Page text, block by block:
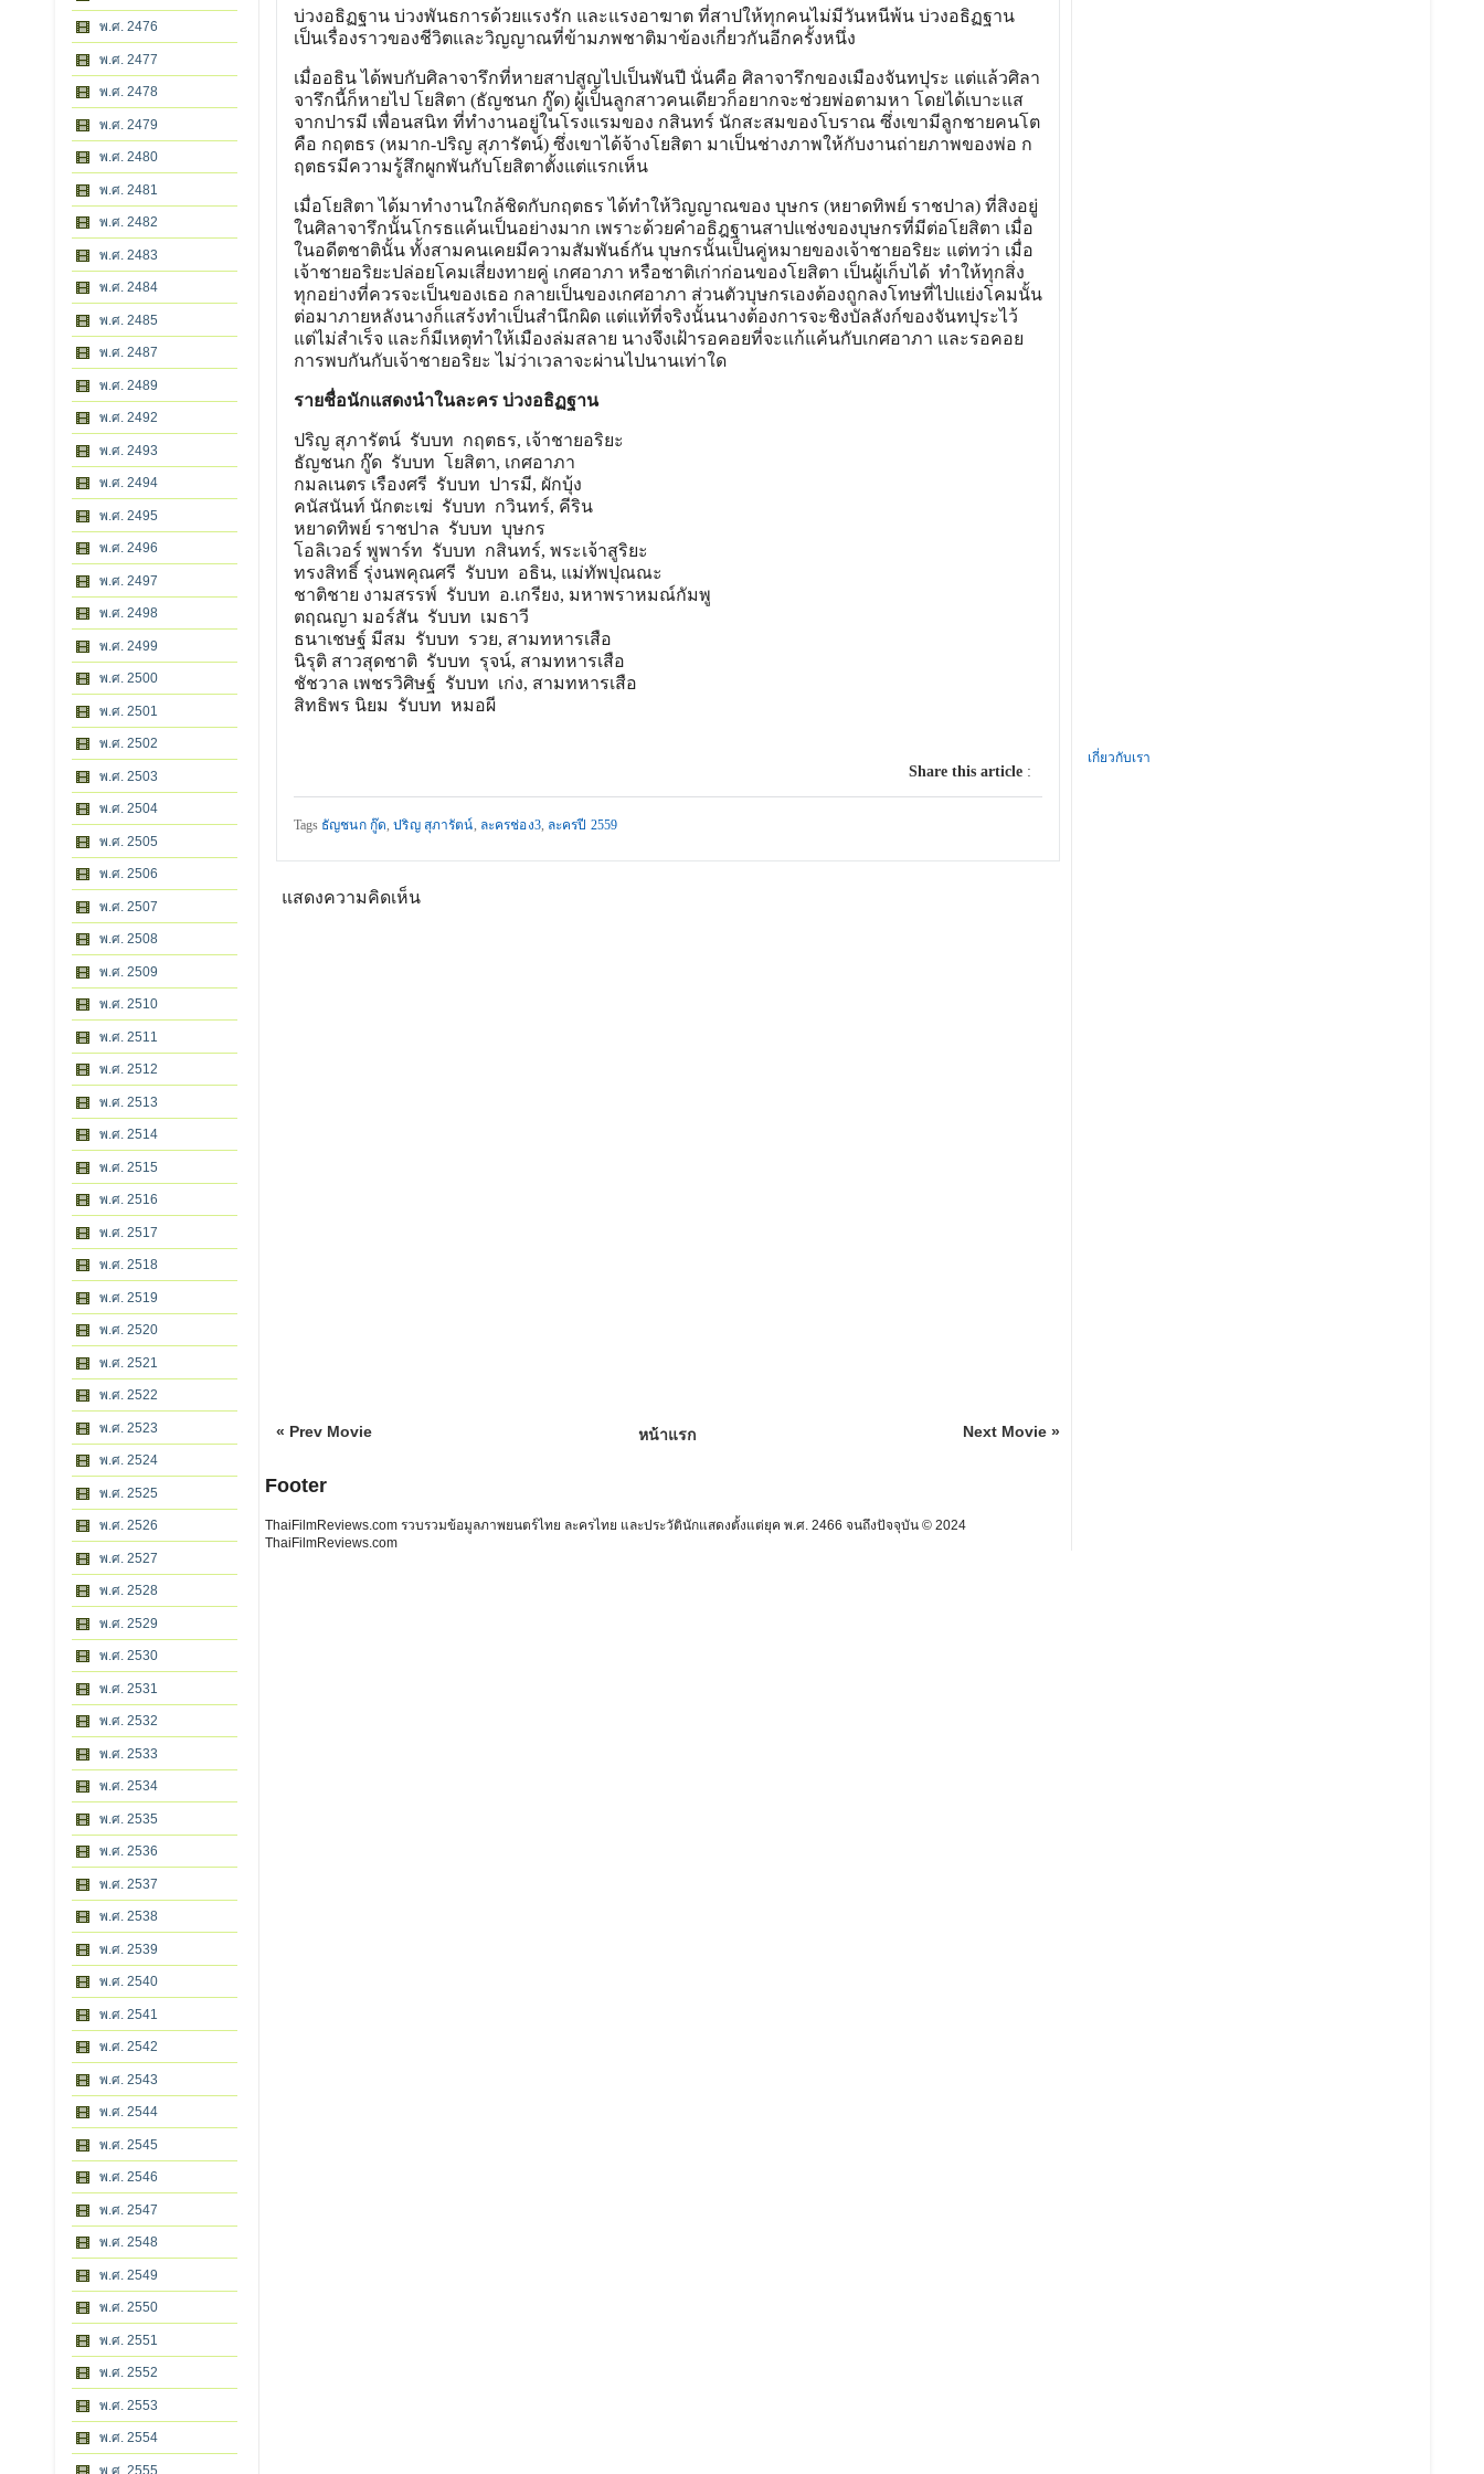
พ.ศ. 2476
พ.ศ. 2477
พ.ศ. 2478
พ.ศ. 2479
พ.ศ. 2480
พ.ศ. 2481
พ.ศ. 2482
พ.ศ. 2483
พ.ศ. 2484
พ.ศ. 2485
พ.ศ. 2487
พ.ศ. 2489
พ.ศ. 2492
พ.ศ. 2493
พ.ศ. 2494
พ.ศ. 2495
พ.ศ. 2496
พ.ศ. 2497
พ.ศ. 2498
พ.ศ. 2499
พ.ศ. 2500
พ.ศ. 2501
พ.ศ. 2502
พ.ศ. 2503
พ.ศ. 2504
พ.ศ. 2505
พ.ศ. 2506
พ.ศ. 2507
พ.ศ. 2508
พ.ศ. 2509
พ.ศ. 2510
พ.ศ. 2511
พ.ศ. 2512
พ.ศ. 2513
พ.ศ. 2514
พ.ศ. 2515
พ.ศ. 2516
พ.ศ. 2517
พ.ศ. 2518
พ.ศ. 2519
พ.ศ. 2520
พ.ศ. 2521
พ.ศ. 2522
พ.ศ. 2523
พ.ศ. 2524
พ.ศ. 2525
พ.ศ. 2526
พ.ศ. 2527
พ.ศ. 2528
พ.ศ. 2529
พ.ศ. 2530
พ.ศ. 2531
พ.ศ. 2532
พ.ศ. 2533
พ.ศ. 2534
พ.ศ. 2535
พ.ศ. 2536
พ.ศ. 2537
พ.ศ. 2538
พ.ศ. 2539
พ.ศ. 2540
พ.ศ. 2541
พ.ศ. 2542
พ.ศ. 2543
พ.ศ. 2544
พ.ศ. 2545
พ.ศ. 2546
พ.ศ. 2547
พ.ศ. 2548
พ.ศ. 2549
พ.ศ. 2550
พ.ศ. 2551
พ.ศ. 2552
พ.ศ. 2553
พ.ศ. 2554
พ.ศ. 2555
บ่วงอธิฏฐาน บ่วงพันธการด้วยแรงรัก และแรงอาฆาต ที่สาปให้ทุกคนไม่มีวันหนีพ้น บ่วงอธิฏฐาน
เป็นเรื่องราวของชีวิตและวิญญาณที่ข้ามภพชาติมาข้องเกี่ยวกันอีกครั้งหนึ่ง
เมื่ออธิน ได้พบกับศิลาจารึกที่หายสาปสูญไปเป็นพันปี นั่นคือ ศิลาจารึกของเมืองจันทปุระ แต่แล้วศิลา
จารึกนี้ก็หายไป โยสิตา (ธัญชนก กู๊ด) ผู้เป็นลูกสาวคนเดียวก็อยากจะช่วยพ่อตามหา โดยได้เบาะแส
จากปารมี เพื่อนสนิท ที่ทำงานอยู่ในโรงแรมของ กสินทร์ นักสะสมของโบราณ ซึ่งเขามีลูกชายคนโต
คือ กฤตธร (หมาก-ปริญ สุภารัตน์) ซึ่งเขาได้จ้างโยสิตา มาเป็นช่างภาพให้กับงานถ่ายภาพของพ่อ ก
ฤตธรมีความรู้สึกผูกพันกับโยสิตาตั้งแต่แรกเห็น
เมื่อโยสิตา ได้มาทำงานใกล้ชิดกับกฤตธร ได้ทำให้วิญญาณของ บุษกร (หยาดทิพย์ ราชปาล) ที่สิงอยู่
ในศิลาจารึกนั้นโกรธแค้นเป็นอย่างมาก เพราะด้วยคำอธิฎฐานสาปแช่งของบุษกรที่มีต่อโยสิตา เมื่อ
ในอดีตชาตินั้น ทั้งสามคนเคยมีความสัมพันธ์กัน บุษกรนั้นเป็นคู่หมายของเจ้าชายอริยะ แต่ทว่า เมื่อ
เจ้าชายอริยะปล่อยโคมเสี่ยงทายคู่ เกศอาภา หรือชาติเก่าก่อนของโยสิตา เป็นผู้เก็บได้ ทำให้ทุกสิ่ง
ทุกอย่างที่ควรจะเป็นของเธอ กลายเป็นของเกศอาภา ส่วนตัวบุษกรเองต้องถูกลงโทษที่ไปแย่งโคมนั้น
ต่อมาภายหลังนางก็แสร้งทำเป็นสำนึกผิด แต่แท้ที่จริงนั้นนางต้องการจะชิงบัลลังก์ของจันทปุระไว้
แต่ไม่สำเร็จ และก็มีเหตุทำให้เมืองล่มสลาย นางจึงเฝ้ารอคอยที่จะแก้แค้นกับเกศอาภา และรอคอย
การพบกันกับเจ้าชายอริยะ ไม่ว่าเวลาจะผ่านไปนานเท่าใด
รายชื่อนักแสดงนำในละคร บ่วงอธิฏฐาน
ปริญ สุภารัตน์ รับบท กฤตธร, เจ้าชายอริยะ
ธัญชนก กู๊ด รับบท โยสิตา, เกศอาภา
กมลเนตร เรืองศรี รับบท ปารมี, ผักบุ้ง
คนัสนันท์ นักตะเฆ่ รับบท กวินทร์, คีริน
หยาดทิพย์ ราชปาล รับบท บุษกร
โอลิเวอร์ พูพาร์ท รับบท กสินทร์, พระเจ้าสูริยะ
ทรงสิทธิ์ รุ่งนพคุณศรี รับบท อธิน, แม่ทัพปุณณะ
ชาติชาย งามสรรพ์ รับบท อ.เกรียง, มหาพราหมณ์กัมพู
ตฤณญา มอร์สัน รับบท เมธาวี
ธนาเชษฐ์ มีสม รับบท รวย, สามทหารเสือ
นิรุติ สาวสุดชาติ รับบท รุจน์, สามทหารเสือ
ชัชวาล เพชรวิศิษฐ์ รับบท เก่ง, สามทหารเสือ
สิทธิพร นิยม รับบท หมอผี
Share this article:
Tags ธัญชนก กู๊ด,ปริญ สุภารัตน์, ละครช่อง3, ละครปี 2559
แสดงความคิดเห็น
« Prev Movie Next Movie »
หน้าแรก
Footer
ThaiFilmReviews.com รวบรวมข้อมูลภาพยนตร์ไทย ละครไทย และประวัตินักแสดงตั้งแต่ยุค พ.ศ. 2466 จนถึงปัจจุบัน © 2024
ThaiFilmReviews.com
เกี่ยวกับเรา